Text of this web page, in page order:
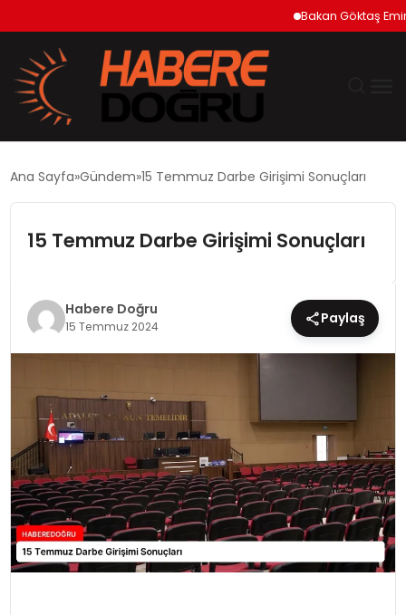
Bakan Göktaş
DÜNYA
TEKNOLOJİ
SPOR
EĞİTİM
MAGAZİN
SAĞLIK
Ana Sayfa Gündem 15 Temmuz Darbe Girişimi Sonuçları
15 Temmuz Darbe Girişimi Sonuçları
Habere Doğru
15 Temmuz 2024 Paylaş